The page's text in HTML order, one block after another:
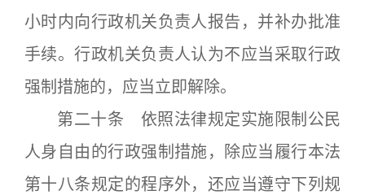
小时内向行政机关负责人报告，并补办批准
手续。行政机关负责人认为不应当采取行政
强制措施的，应当立即解除。
第二十条 依照法律规定实施限制公民
人身自由的行政强制措施，除应当履行本法
第十八条规定的程序外，还应当遵守下列规